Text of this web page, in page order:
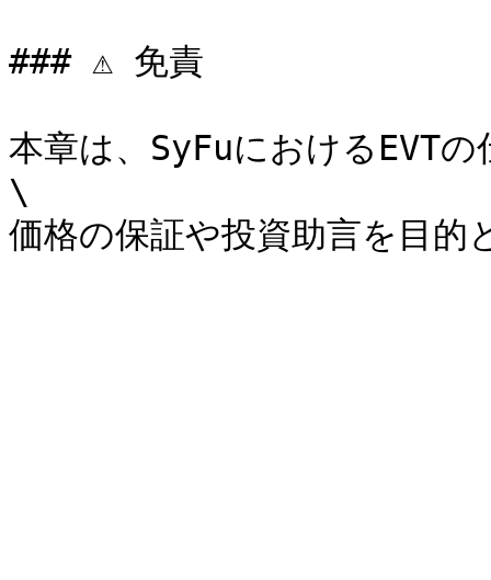
### ⚠️ 免責
本章は、SyFuにおけるEVT
\